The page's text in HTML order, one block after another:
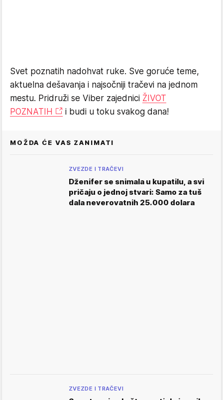
Svet poznatih nadohvat ruke. Sve goruće teme,
aktuelna dešavanja i najsočniji tračevi na jednom
mestu. Pridruži se Viber zajednici ŽIVOT
POZNATIH
i budi u toku svakog dana!
MOŽDA ĆE VAS ZANIMATI
ZVEZDE I TRAČEVI
Dženifer se snimala u kupatilu, a svi
pričaju o jednoj stvari: Samo za tuš
dala neverovatnih 25.000 dolara
ZVEZDE I TRAČEVI